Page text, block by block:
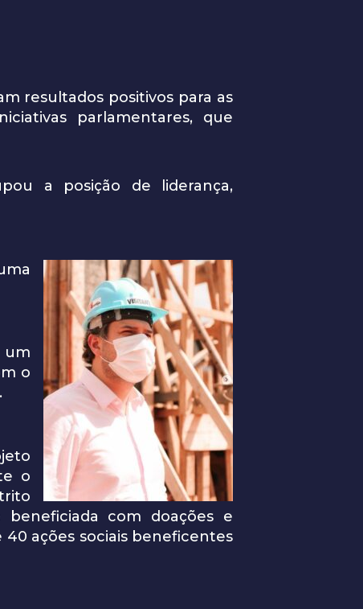
resultados positivos para as
parlamentares, que
a posição de liderança,
um
o
o
com doações e
ações sociais beneficentes